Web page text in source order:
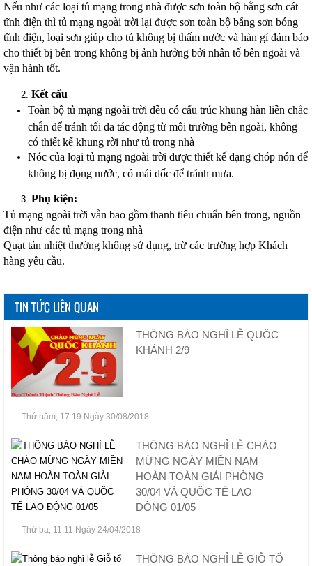
Nếu như các loại tủ mạng trong nhà được sơn toàn bộ bằng sơn cát
tĩnh điện thì tủ mạng ngoài trời lại được sơn toàn bộ bằng sơn bóng
tĩnh điện, loại sơn giúp cho tủ không bị thấm nước và hàn gỉ đảm bảo
cho thiết bị bên trong không bị ảnh hưởng bởi nhân tố bên ngoài và
vận hành tốt.
Kết cấu
Toàn bộ tủ mạng ngoài trời đều có cấu trúc khung hàn liền chắc
chắn để tránh tối đa tác động từ môi trường bên ngoài, không
có thiết kế khung rời như tủ trong nhà
Nóc của loại tủ mạng ngoài trời được thiết kế dạng chóp nón để
không bị đọng nước, có mái dốc để tránh mưa.
Phụ kiện:
Tủ mạng ngoài trời vẫn bao gồm thanh tiêu chuẩn bên trong, nguồn
điện như các tủ mạng trong nhà
Quạt tản nhiệt thường không sử dụng, trừ các trường hợp Khách
hàng yêu cầu.
TIN TỨC LIÊN QUAN
THÔNG BÁO NGHĨ LỄ QUỐC
KHÁNH 2/9
Thứ năm, 17:19 Ngày 30/08/2018
THÔNG BÁO NGHỈ LỄ CHÀO
MỪNG NGÀY MIỀN NAM
HOÀN TOÀN GIẢI PHÒNG
30/04 VÀ QUỐC TẾ LAO
ĐỘNG 01/05
Thứ ba, 11:11 Ngày 24/04/2018
THÔNG BÁO NGHỈ LỄ GIỖ TỔ